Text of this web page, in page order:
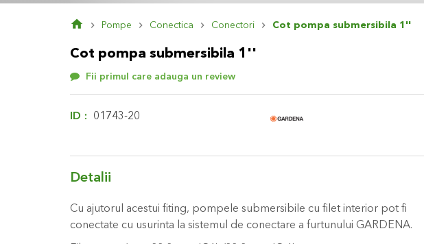
Pompe Conectica Conectori Cot pompa submersibila 1''
Cot pompa submersibila 1''
Fii primul care adauga un review
ID 01743-20
Detalii
Cu ajutorul acestui fiting, pompele submersibile cu filet interior pot fi
conectate cu usurinta la sistemul de conectare a furtunului GARDENA.